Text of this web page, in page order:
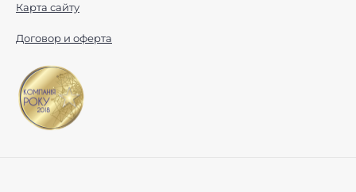
Карта сайту
Договор и оферта